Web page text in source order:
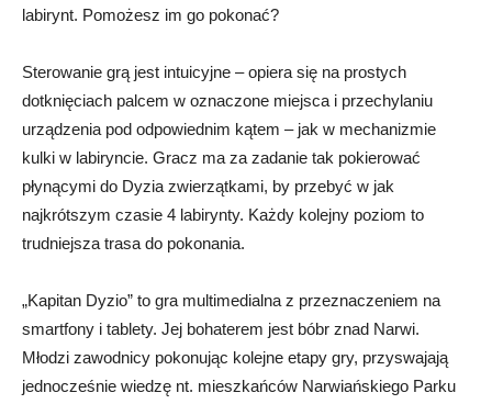
labirynt. Pomożesz im go pokonać?
Sterowanie grą jest intuicyjne – opiera się na prostych
dotknięciach palcem w oznaczone miejsca i przechylaniu
urządzenia pod odpowiednim kątem – jak w mechanizmie
kulki w labiryncie. Gracz ma za zadanie tak pokierować
płynącymi do Dyzia zwierzątkami, by przebyć w jak
najkrótszym czasie 4 labirynty. Każdy kolejny poziom to
trudniejsza trasa do pokonania.
„Kapitan Dyzio” to gra multimedialna z przeznaczeniem na
smartfony i tablety. Jej bohaterem jest bóbr znad Narwi.
Młodzi zawodnicy pokonując kolejne etapy gry, przyswajają
jednocześnie wiedzę nt. mieszkańców Narwiańskiego Parku